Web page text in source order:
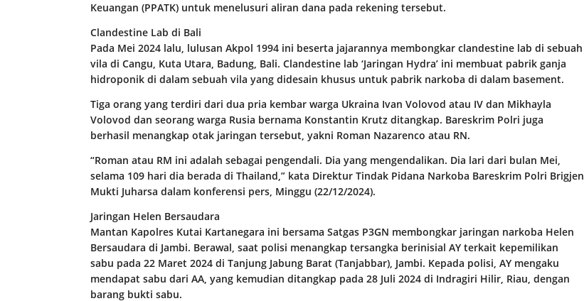
Keuangan (PPATK) untuk menelusuri aliran dana pada rekening tersebut.
Clandestine Lab di Bali
Pada Mei 2024 lalu, lulusan Akpol 1994 ini beserta jajarannya membongkar clandestine lab di sebuah
vila di Cangu, Kuta Utara, Badung, Bali. Clandestine lab ‘Jaringan Hydra’ ini membuat pabrik ganja
hidroponik di dalam sebuah vila yang didesain khusus untuk pabrik narkoba di dalam basement.
Tiga orang yang terdiri dari dua pria kembar warga Ukraina Ivan Volovod atau IV dan Mikhayla
Volovod dan seorang warga Rusia bernama Konstantin Krutz ditangkap. Bareskrim Polri juga
berhasil menangkap otak jaringan tersebut, yakni Roman Nazarenco atau RN.
“Roman atau RM ini adalah sebagai pengendali. Dia yang mengendalikan. Dia lari dari bulan Mei,
selama 109 hari dia berada di Thailand,” kata Direktur Tindak Pidana Narkoba Bareskrim Polri Brigjen
Mukti Juharsa dalam konferensi pers, Minggu (22/12/2024).
Jaringan Helen Bersaudara
Mantan Kapolres Kutai Kartanegara ini bersama Satgas P3GN membongkar jaringan narkoba Helen
Bersaudara di Jambi. Berawal, saat polisi menangkap tersangka berinisial AY terkait kepemilikan
sabu pada 22 Maret 2024 di Tanjung Jabung Barat (Tanjabbar), Jambi. Kepada polisi, AY mengaku
mendapat sabu dari AA, yang kemudian ditangkap pada 28 Juli 2024 di Indragiri Hilir, Riau, dengan
barang bukti sabu.